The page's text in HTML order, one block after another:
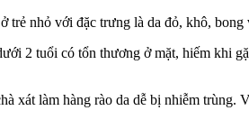
trẻ nhỏ với đặc trưng là da đỏ, khô, bong
2 tuổi có tổn thương ở mặt, hiếm khi
xát làm hàng rào da dễ bị nhiễm